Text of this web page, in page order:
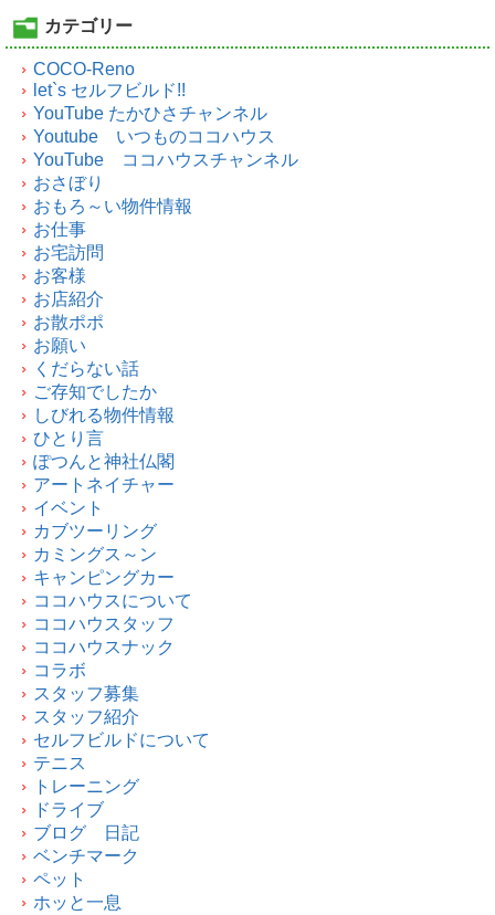
カテゴリー
COCO-Reno
let`s セルフビルド!!
YouTube たかひさチャンネル
Youtube いつものココハウス
YouTube ココハウスチャンネル
おさぼり
おもろ～い物件情報
お仕事
お宅訪問
お客様
お店紹介
お散ポポ
お願い
くだらない話
ご存知でしたか
しびれる物件情報
ひとり言
ぽつんと神社仏閣
アートネイチャー
イベント
カブツーリング
カミングス～ン
キャンピングカー
ココハウスについて
ココハウスタッフ
ココハウスナック
コラボ
スタッフ募集
スタッフ紹介
セルフビルドについて
テニス
トレーニング
ドライブ
ブログ 日記
ベンチマーク
ペット
ホッと一息